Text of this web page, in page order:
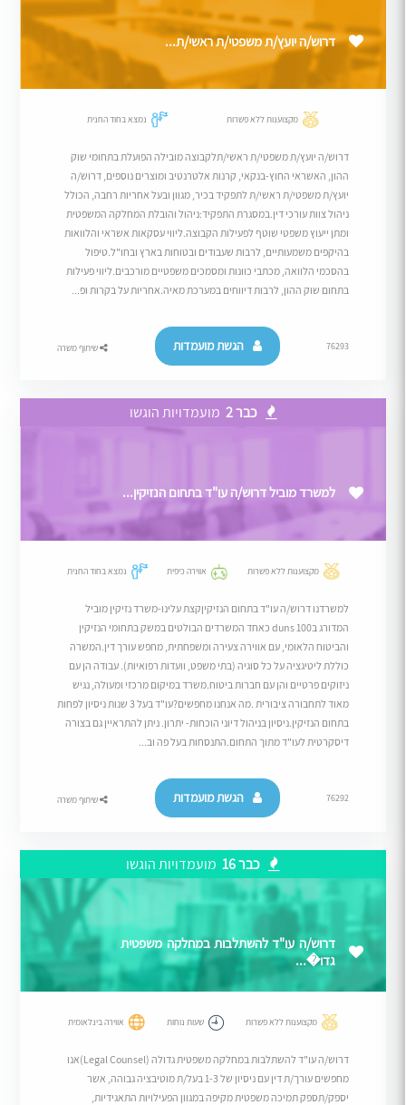
דרוש/ה יועץ/ת משפטי/ת ראשי/ת...
מקצוענות ללא פשרות נמצא בחוד החנית
דרוש/ה יועץ/ת משפטי/ת ראשי/תלקבוצה מובילה הפועלת בתחומי שוק
ההון, האשראי החוץ-בנקאי, קרנות אלטרנטיב ומוצרים נוספים, דרוש/ה
יועץ/ת משפטי/ת ראשי/ת לתפקיד בכיר, מגוון ובעל אחריות רחבה, הכולל
ניהול צוות עורכי דין.במסגרת התפקיד:ניהול והובלת המחלקה המשפטית
ומתן ייעוץ משפטי שוטף לפעילות הקבוצה.ליווי עסקאות אשראי והלוואות
בהיקפים משמעותיים, לרבות שעבודים ובטוחות בארץ ובחו"ל.טיפול
בהסכמי הלוואה, מכתבי כוונות ומסמכים משפטיים מורכבים.ליווי פעילות
בתחום שוק ההון, לרבות דיווחים במערכת מאיה.אחריות על בקרות ופ...
76293 הגשת מועמדות שיתוף משרה
כבר 2 מועמדויות הוגשו
למשרד מוביל דרוש/ה עו"ד בתחום הנזיקין...
מקצוענות ללא פשרות אווירה כיפית נמצא בחוד החנית
למשרדנו דרוש/ה עו"ד בתחום הנזיקיןקצת עלינו-משרד נזיקין מוביל
המדורג בduns 100 כאחד המשרדים הבולטים במשק בתחומי הנזיקין
והביטוח הלאומי, עם אווירה צעירה ומשפחתית, מחפש עורך דין.המשרה
כוללת ליטיגציה על כל סוגיה (בתי משפט, וועדות רפואיות). עבודה הן עם
ניזוקים פרטיים והן עם חברות ביטוח.משרד במיקום מרכזי ומעולה, נגיש
מאוד לתחבורה ציבורית .מה אנחנו מחפשים?עו"ד בעל 3 שנות ניסיון לפחות
בתחום הנזיקין.ניסיון בניהול דיוני הוכחות- יתרון. ניתן להתראיין גם בצורה
דיסקרטית לעו"ד מתוך התחום.התנסחות בעל פה וב...
76292 הגשת מועמדות שיתוף משרה
כבר 16 מועמדויות הוגשו
דרוש/ה עו"ד להשתלבות במחלקה משפטית
גדו�...
מקצוענות ללא פשרות שעות נוחות אווירה בינלאומית
דרוש/ה עו"ד להשתלבות במחלקה משפטית גדולה (Legal Counsel)אנו
מחפשים עורך/ת דין עם ניסיון של 1-3 בעל/ת מוטיבציה גבוהה, אשר
יספק/תספק תמיכה משפטית מקיפה במגוון הפעילויות התאגידיות,